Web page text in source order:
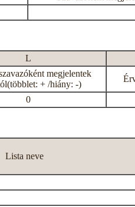
L
megjelentek
+ /hiány: -)
0
Lista neve